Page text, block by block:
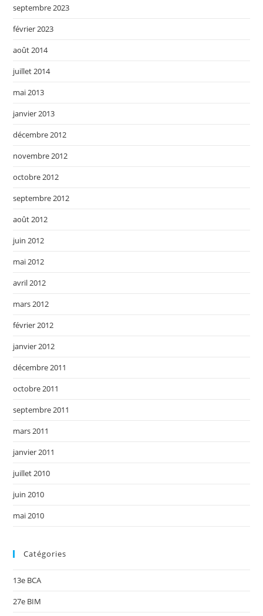
septembre 2023
février 2023
août 2014
juillet 2014
mai 2013
janvier 2013
décembre 2012
novembre 2012
octobre 2012
septembre 2012
août 2012
juin 2012
mai 2012
avril 2012
mars 2012
février 2012
janvier 2012
décembre 2011
octobre 2011
septembre 2011
mars 2011
janvier 2011
juillet 2010
juin 2010
mai 2010
Catégories
13e BCA
27e BIM